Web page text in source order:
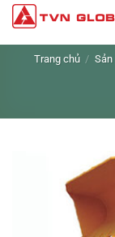
Skip
content
Trang chủ / Sản